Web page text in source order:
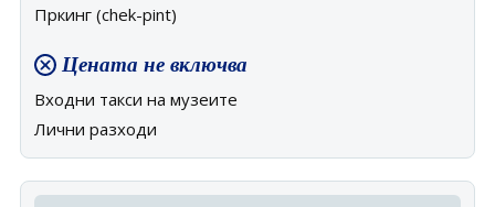
Пркинг (chek-pint)
Цената не включва
Входни такси на музеите
Лични разходи